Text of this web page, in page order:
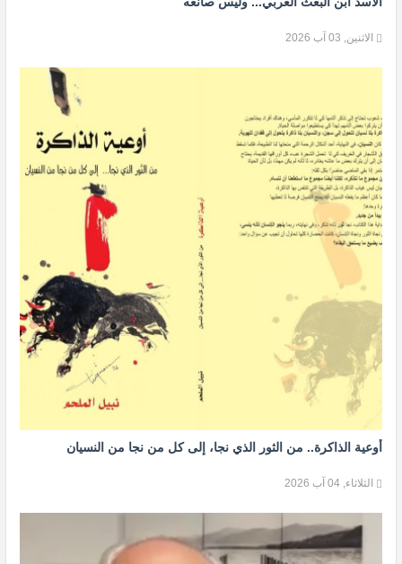
الاثنين, 03 آب 2026
أوعية الذاكرة.. من الثور الذي نجا، إلى كل من نجا من النسيان
الثلاثاء, 04 آب 2026